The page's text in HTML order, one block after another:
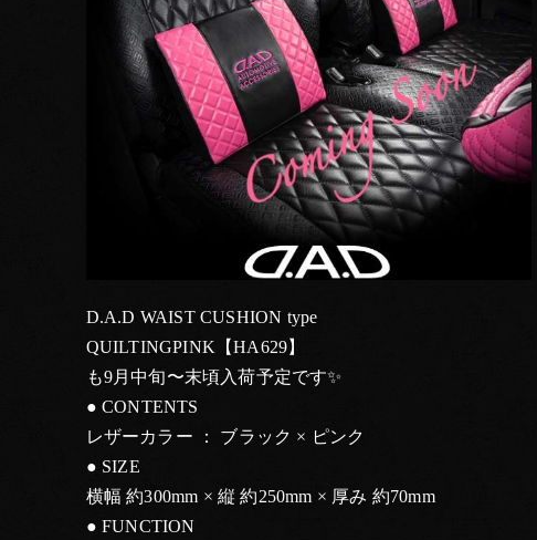
D.A.D WAIST CUSHION type
QUILTINGPINK【HA629】
も9月中旬〜末頃入荷予定です✨
● CONTENTS
レザーカラー ： ブラック × ピンク
● SIZE
横幅 約300mm × 縦 約250mm × 厚み 約70mm
● FUNCTION